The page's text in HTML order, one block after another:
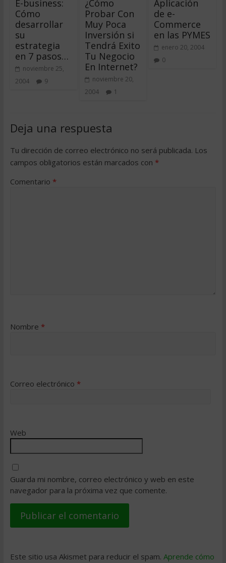
E-business:
Cómo
desarrollar
su
estrategia
en 7 pasos…
noviembre 25,
2004
9
¿Cómo
Probar Con
Muy Poca
Inversión si
Tendrá Exito
Tu Negocio
En Internet?
noviembre 20,
2004
1
Aplicación
de e-
Commerce
en las PYMES
enero 20, 2004
0
Deja una respuesta
Tu dirección de correo electrónico no será publicada. Los
campos obligatorios están marcados con *
Comentario *
Nombre *
Correo electrónico *
Web
Guarda mi nombre, correo electrónico y web en este
navegador para la próxima vez que comente.
Este sitio usa Akismet para reducir el spam. Aprende cómo